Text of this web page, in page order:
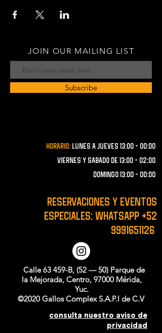
JOIN OUR MAILING LIST
Subscribe
Horario: lunes a JUEVES 13:00 - 00:00
VIERNES Y SABADO de 13:00 - 02:00
domingo 13:00 - 00:00
RESERVACIONES y EVENTOS
ESPECIALES: WHATSAPP +52
9991651126
Calle 63 459-B, (52 — 50) Parque de
la Mejorada, Centro, 97000 Mérida,
Yuc.
©2020 Gallos Complex S.A.P.I de C.V
consulta nuestro aviso de
privacidad